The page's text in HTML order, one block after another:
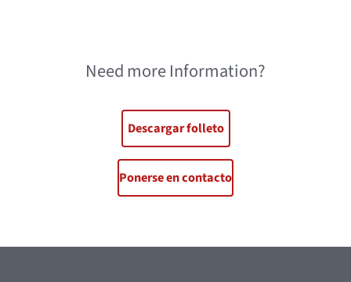
Need more Information?
Descargar folleto
Ponerse en contacto